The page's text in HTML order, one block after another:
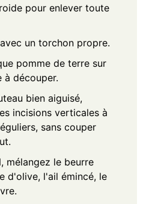
pour enlever toute
un torchon propre.
pomme de terre sur
à découper.
bien aiguisé,
incisions verticales à
sans couper
mélangez le beurre
d'olive, l'ail émincé, le